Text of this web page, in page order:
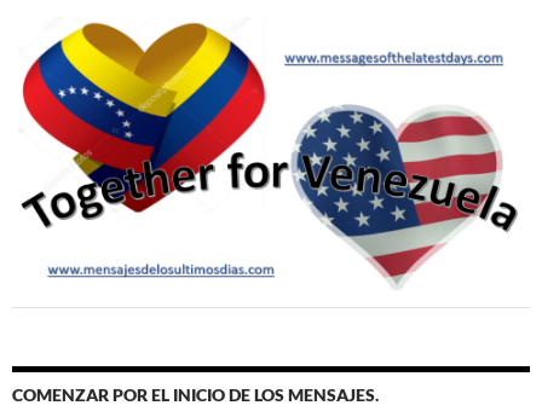
COMENZAR POR EL INICIO DE LOS MENSAJES.